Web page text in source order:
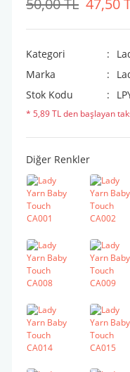
47,50
50,00 TL
Kategori
Marka
Stok Kodu
* 5,89 TL den başlayan
Diğer Renkler